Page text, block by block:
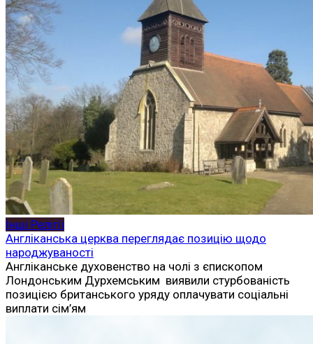
Інші Релігії
Англіканська церква переглядає позицію щодо
народжуваності
Англіканське духовенство на чолі з єпископом
Лондонським Дурхемським виявили стурбованість
позицією британського уряду оплачувати соціальні
виплати сім’ям